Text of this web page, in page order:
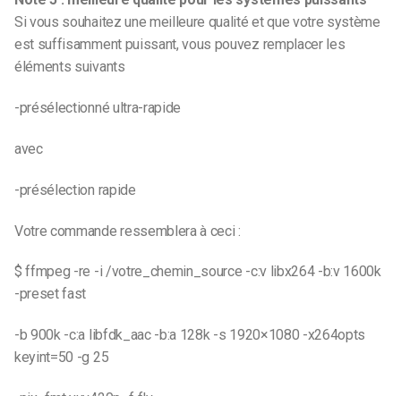
Si vous souhaitez une meilleure qualité et que votre système
est suffisamment puissant, vous pouvez remplacer les
éléments suivants
-présélectionné ultra-rapide
avec
-présélection rapide
Votre commande ressemblera à ceci :
$ ffmpeg -re -i /votre_chemin_source -c:v libx264 -b:v 1600k
-preset fast
-b 900k -c:a libfdk_aac -b:a 128k -s 1920×1080 -x264opts
keyint=50 -g 25